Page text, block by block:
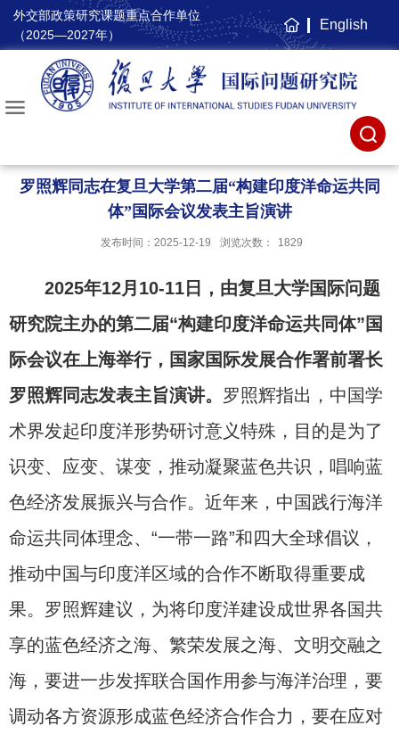
外交部政策研究课题重点合作单位
（2025—2027年）
主
页
English
罗照辉同志在复旦大学第二届“构建印度洋命运共同
体”国际会议发表主旨演讲
发布时间：2025-12-19 浏览次数： 1829
2025年12月10-11日，由复旦大学国际问题
研究院主办的第二届“构建印度洋命运共同体”国
际会议在上海举行，国家国际发展合作署前署长
罗照辉同志发表主旨演讲。 罗照辉指出，中国学
术界发起印度洋形势研讨意义特殊，目的是为了
识变、应变、谋变，推动凝聚蓝色共识，唱响蓝
色经济发展振兴与合作。近年来，中国践行海洋
命运共同体理念、“一带一路”和四大全球倡议，
推动中国与印度洋区域的合作不断取得重要成
果。罗照辉建议，为将印度洋建设成世界各国共
享的蓝色经济之海、繁荣发展之海、文明交融之
海，要进一步发挥联合国作用参与海洋治理，要
调动各方资源形成蓝色经济合作合力，要在应对